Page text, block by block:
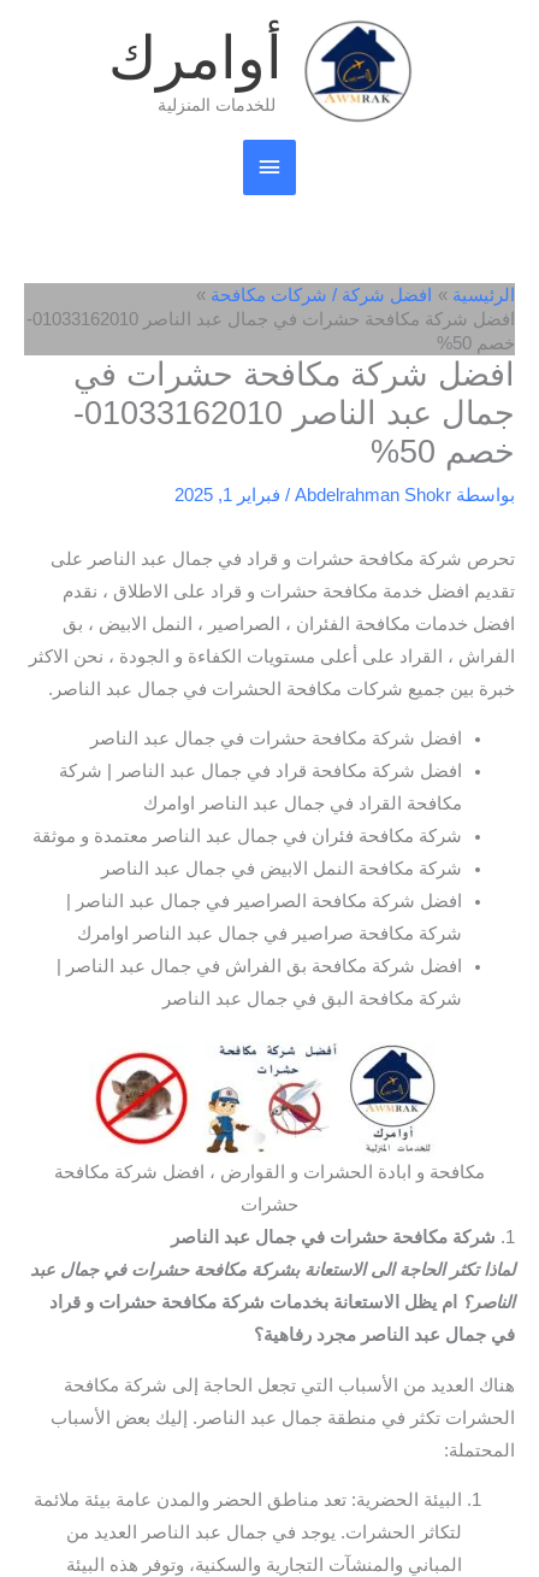
أوامرك
للخدمات المنزلية
القائمة
الرئيسية
الرئيسية
افضل شركة / شركات مكافحة
افضل شركة مكافحة حشرات في جمال عبد الناصر 01033162010-
خصم 50%
افضل شركة مكافحة حشرات في
جمال عبد الناصر 01033162010-
خصم 50%
بواسطة Abdelrahman Shokr
/ فبراير 1, 2025
تحرص شركة مكافحة حشرات و قراد في جمال عبد الناصر على
تقديم افضل خدمة مكافحة حشرات و قراد على الاطلاق ، نقدم
افضل خدمات مكافحة الفئران ، الصراصير ، النمل الابيض ، بق
الفراش ، القراد على أعلى مستويات الكفاءة و الجودة ، نحن الاكثر
خبرة بين جميع شركات مكافحة الحشرات في جمال عبد الناصر.
افضل شركة مكافحة حشرات في جمال عبد الناصر
افضل شركة مكافحة قراد في جمال عبد الناصر | شركة
مكافحة القراد في جمال عبد الناصر اوامرك
شركة مكافحة فئران في جمال عبد الناصر معتمدة و موثقة
شركة مكافحة النمل الابيض في جمال عبد الناصر
افضل شركة مكافحة الصراصير في جمال عبد الناصر |
شركة مكافحة صراصير في جمال عبد الناصر اوامرك
افضل شركة مكافحة بق الفراش في جمال عبد الناصر |
شركة مكافحة البق في جمال عبد الناصر
مكافحة و ابادة الحشرات و القوارض ، افضل شركة مكافحة
حشرات
1.
شركة مكافحة حشرات في جمال عبد الناصر
لماذا تكثر الحاجة الى الاستعانة بشركة مكافحة حشرات في جمال عبد
الناصر؟
ام يظل الاستعانة بخدمات شركة مكافحة حشرات و قراد
في جمال عبد الناصر مجرد رفاهية؟
هناك العديد من الأسباب التي تجعل الحاجة إلى شركة مكافحة
الحشرات تكثر في منطقة جمال عبد الناصر. إليك بعض الأسباب
المحتملة:
البيئة الحضرية: تعد مناطق الحضر والمدن عامة بيئة ملائمة
لتكاثر الحشرات. يوجد في جمال عبد الناصر العديد من
المباني والمنشآت التجارية والسكنية، وتوفر هذه البيئة